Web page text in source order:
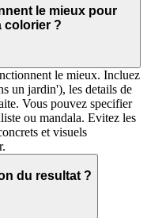
le mieux pour
colorier ?
le mieux. Incluez
un jardin'), les details de
Vous pouvez specifier
ou mandala. Evitez les
et visuels
du resultat ?